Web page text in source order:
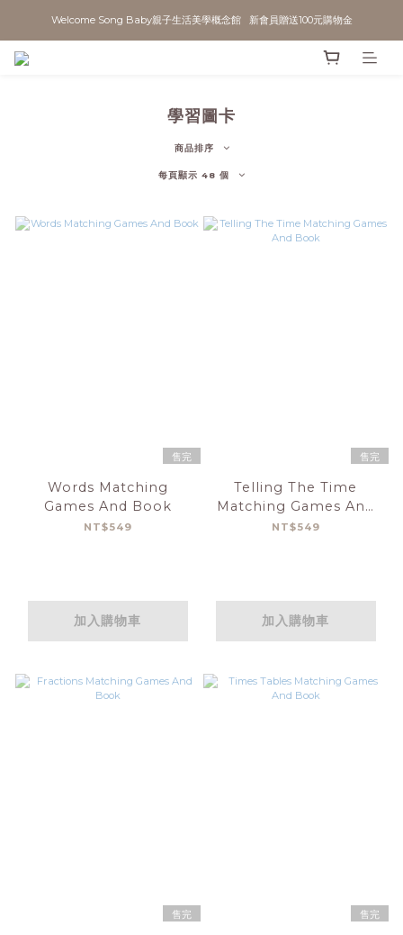
Welcome Song Baby親子生活美學概念館   新會員贈送100元購物金
學習圖卡
商品排序
每頁顯示 48 個
售完
Words Matching
Games And Book
NT$549
加入購物車
售完
Telling The Time
Matching Games And
Book
NT$549
加入購物車
售完 售完